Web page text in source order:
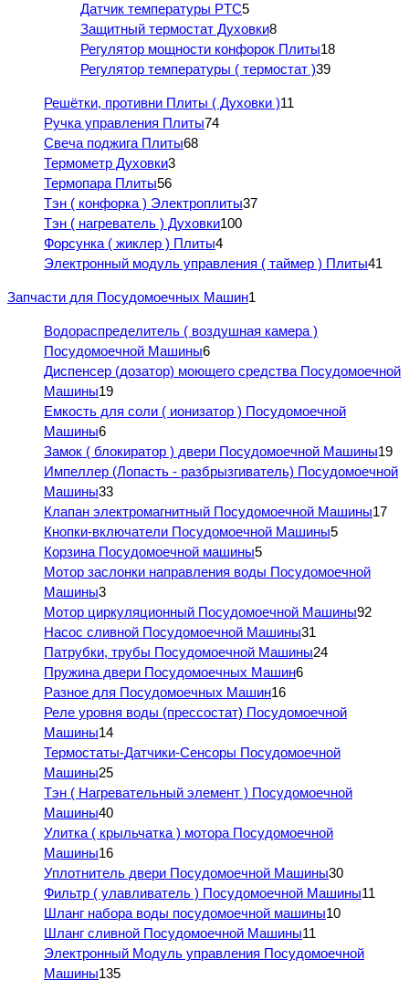
Датчик температуры PTC5
Защитный термостат Духовки8
Регулятор мощности конфорок Плиты18
Регулятор температуры ( термостат )39
Решётки, противни Плиты ( Духовки )11
Ручка управления Плиты74
Свеча поджига Плиты68
Термометр Духовки3
Термопара Плиты56
Тэн ( конфорка ) Электроплиты37
Тэн ( нагреватель ) Духовки100
Форсунка ( жиклер ) Плиты4
Электронный модуль управления ( таймер ) Плиты41
Запчасти для Посудомоечных Машин1
Водораспределитель ( воздушная камера )
Посудомоечной Машины6
Диспенсер (дозатор) моющего средства Посудомоечной
Машины19
Емкость для соли ( ионизатор ) Посудомоечной
Машины6
Замок ( блокиратор ) двери Посудомоечной Машины19
Импеллер (Лопасть - разбрызгиватель) Посудомоечной
Машины33
Клапан электромагнитный Посудомоечной Машины17
Кнопки-включатели Посудомоечной Машины5
Корзина Посудомоечной машины5
Мотор заслонки направления воды Посудомоечной
Машины3
Мотор циркуляционный Посудомоечной Машины92
Насос сливной Посудомоечной Машины31
Патрубки, трубы Посудомоечной Машины24
Пружина двери Посудомоечных Машин6
Разное для Посудомоечных Машин16
Реле уровня воды (прессостат) Посудомоечной
Машины14
Термостаты-Датчики-Сенсоры Посудомоечной
Машины25
Тэн ( Нагревательный элемент ) Посудомоечной
Машины40
Улитка ( крыльчатка ) мотора Посудомоечной
Машины16
Уплотнитель двери Посудомоечной Машины30
Фильтр ( улавливатель ) Посудомоечной Машины11
Шланг набора воды посудомоечной машины10
Шланг сливной Посудомоечной Машины11
Электронный Модуль управления Посудомоечной
Машины135